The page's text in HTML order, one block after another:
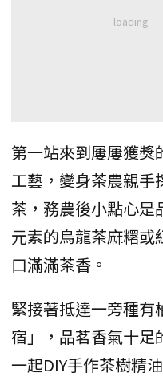
第一站來到屢屢獲獎
工藝，變身茶農親手
茶，務農後小點心是
元素的烏龍茶麻糬或
口滿滿茶香。
緊接著抵達一旁種有
宿」，品茗香氣十足
一起DIY手作茶樹精